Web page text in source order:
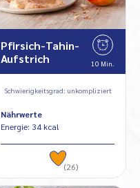
Pfirsich-Tahin-
Aufstrich
10 Min.
Schwierigkeitsgrad: unkompliziert
Nährwerte
Energie: 34 kcal
(26)